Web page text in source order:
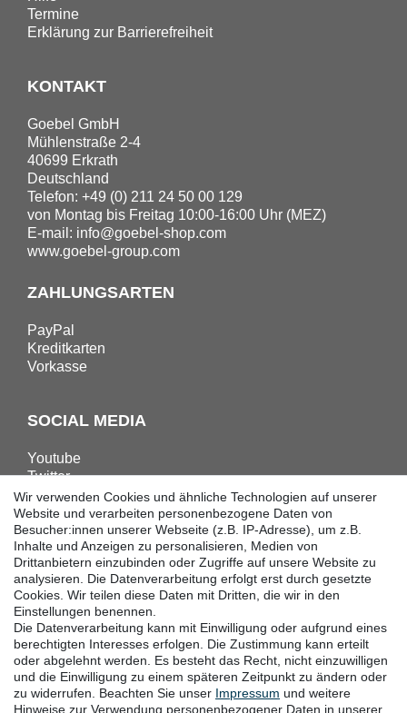
Termine
Erklärung zur Barrierefreiheit
KONTAKT
Goebel GmbH
Mühlenstraße 2-4
40699 Erkrath
Deutschland
Telefon: +49 (0) 211 24 50 00 129
von Montag bis Freitag 10:00-16:00 Uhr (MEZ)
E-mail: info@goebel-shop.com
www.goebel-group.com
ZAHLUNGSARTEN
PayPal
Kreditkarten
Vorkasse
SOCIAL MEDIA
Youtube
Twitter
Linkedin
Facebook
Instagram
DOWNLOADS
Kataloge
Technik
Zertifikate
Studien
Promotion
Wir verwenden Cookies und ähnliche Technologien auf unserer
Website und verarbeiten personenbezogene Daten von
Besucher:innen unserer Webseite (z.B. IP-Adresse), um z.B.
Inhalte und Anzeigen zu personalisieren, Medien von
Drittanbietern einzubinden oder Zugriffe auf unsere Website zu
analysieren. Die Datenverarbeitung erfolgt erst durch gesetzte
Cookies. Wir teilen diese Daten mit Dritten, die wir in den
Einstellungen benennen.
Die Datenverarbeitung kann mit Einwilligung oder aufgrund eines
berechtigten Interesses erfolgen. Die Zustimmung kann erteilt
oder abgelehnt werden. Es besteht das Recht, nicht einzuwilligen
und die Einwilligung zu einem späteren Zeitpunkt zu ändern oder
zu widerrufen. Beachten Sie unser Impressum und weitere
Hinweise zur Verwendung personenbezogener Daten in unserer